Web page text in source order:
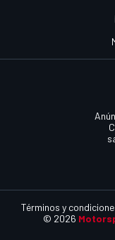
© 2026
Términos y